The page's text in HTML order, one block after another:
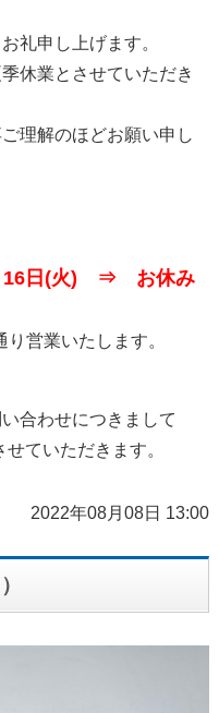
礼申し上げます。
休業とさせていただき
理解のほどお願い申し
16日(火) ⇒ お休み
営業いたします。
合わせにつきまして
ていただきます。
2022年08月08日 13:00